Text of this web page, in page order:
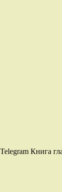
Книга